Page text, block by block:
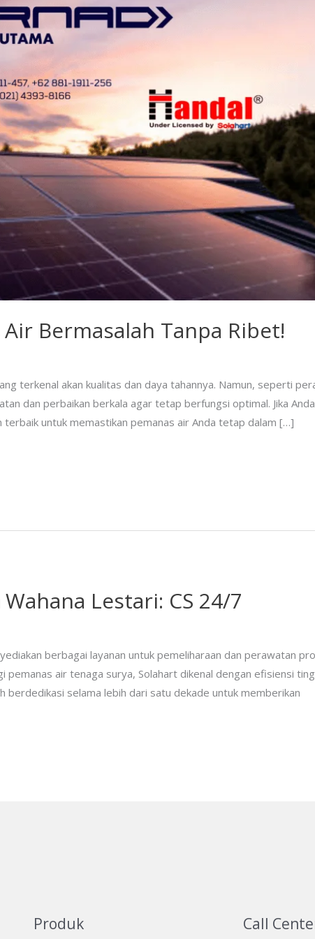
Bermasalah Tanpa Ribet!
terkenal akan kualitas dan daya tahannya. Namun, seperti
dan perbaikan berkala agar tetap berfungsi optimal. Jika
terbaik untuk memastikan pemanas air Anda tetap dalam […]
Lestari: CS 24/7
berbagai layanan untuk pemeliharaan dan perawatan
air tenaga surya, Solahart dikenal dengan efisiensi
berdedikasi selama lebih dari satu dekade untuk memberikan
Produk Call